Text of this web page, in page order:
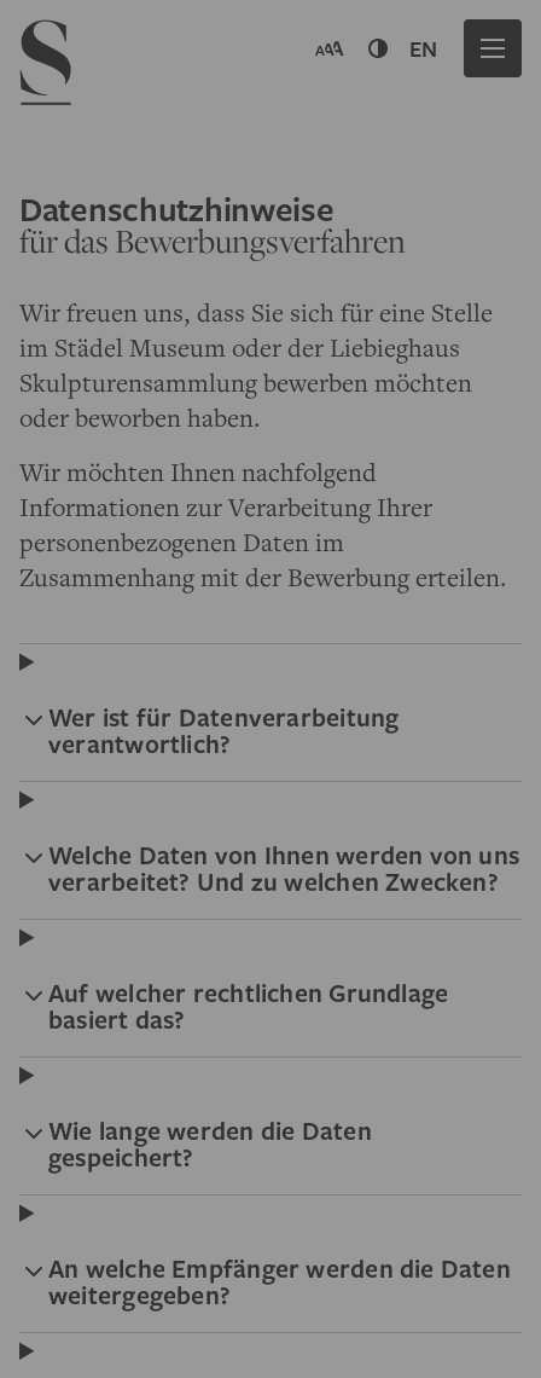
Navigation menu
EN
Datenschutzhinweise
für das Bewerbungsverfahren
Wir freuen uns, dass Sie sich für eine Stelle
im Städel Museum oder der Liebieghaus
Skulpturensammlung bewerben möchten
oder beworben haben.
Wir möchten Ihnen nachfolgend
Informationen zur Verarbeitung Ihrer
personenbezogenen Daten im
Zusammenhang mit der Bewerbung erteilen.
Wer ist für Datenverarbeitung
verantwortlich?
Welche Daten von Ihnen werden von uns
verarbeitet? Und zu welchen Zwecken?
Auf welcher rechtlichen Grundlage
basiert das?
Wie lange werden die Daten
gespeichert?
An welche Empfänger werden die Daten
weitergegeben?